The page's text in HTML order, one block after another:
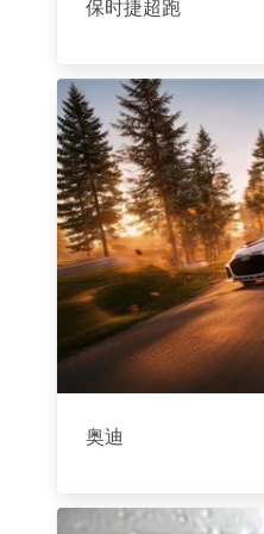
保时捷超跑
奥迪